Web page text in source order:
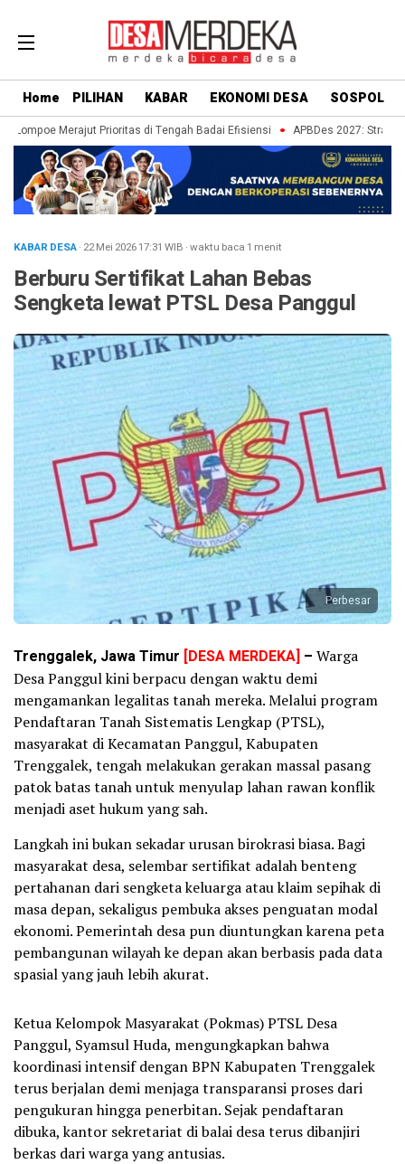
Home PILIHAN KABAR EKONOMI DESA SOSPOL
Lompoe Merajut Prioritas di Tengah Badai Efisiensi APBDes 2027: Strategi
KABAR DESA· 22 Mei 202617:31 WIB ·waktu baca 1 menit
Berburu Sertifikat Lahan Bebas
Sengketa lewat PTSL Desa Panggul
Perbesar
Trenggalek, Jawa Timur [DESA MERDEKA] – Warga
Desa Panggul kini berpacu dengan waktu demi
mengamankan legalitas tanah mereka. Melalui program
Pendaftaran Tanah Sistematis Lengkap (PTSL),
masyarakat di Kecamatan Panggul, Kabupaten
Trenggalek, tengah melakukan gerakan massal pasang
patok batas tanah untuk menyulap lahan rawan konflik
menjadi aset hukum yang sah.
Langkah ini bukan sekadar urusan birokrasi biasa. Bagi
masyarakat desa, selembar sertifikat adalah benteng
pertahanan dari sengketa keluarga atau klaim sepihak di
masa depan, sekaligus pembuka akses penguatan modal
ekonomi. Pemerintah desa pun diuntungkan karena peta
pembangunan wilayah ke depan akan berbasis pada data
spasial yang jauh lebih akurat.
Ketua Kelompok Masyarakat (Pokmas) PTSL Desa
Panggul, Syamsul Huda, mengungkapkan bahwa
koordinasi intensif dengan BPN Kabupaten Trenggalek
terus berjalan demi menjaga transparansi proses dari
pengukuran hingga penerbitan. Sejak pendaftaran
dibuka, kantor sekretariat di balai desa terus dibanjiri
berkas dari warga yang antusias.